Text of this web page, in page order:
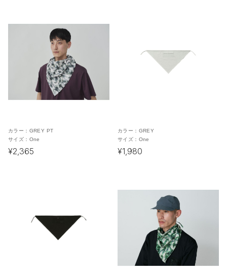
カラー： GREY PT
サイズ： One
¥2,365
カラー： GREY
サイズ： One
¥1,980